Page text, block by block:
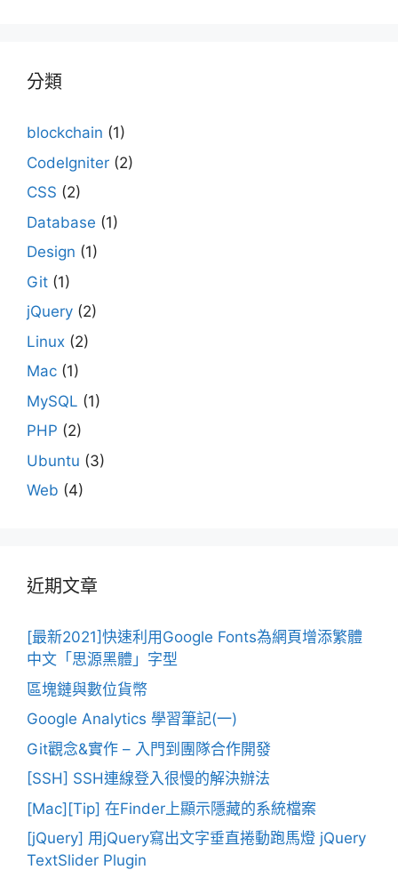
分類
blockchain (1)
CodeIgniter (2)
CSS (2)
Database (1)
Design (1)
Git (1)
jQuery (2)
Linux (2)
Mac (1)
MySQL (1)
PHP (2)
Ubuntu (3)
Web (4)
近期文章
[最新2021]快速利用Google Fonts為網頁增添繁體
中文「思源黑體」字型
區塊鏈與數位貨幣
Google Analytics 學習筆記(一)
Git觀念&實作 – 入門到團隊合作開發
[SSH] SSH連線登入很慢的解決辦法
[Mac][Tip] 在Finder上顯示隱藏的系統檔案
[jQuery] 用jQuery寫出文字垂直捲動跑馬燈 jQuery
TextSlider Plugin